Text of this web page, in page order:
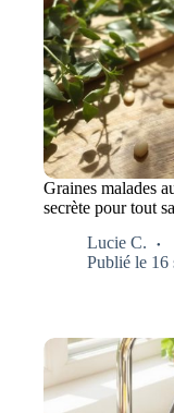
Graines malades
secrète pour tout
Lucie C.
Publié le 16